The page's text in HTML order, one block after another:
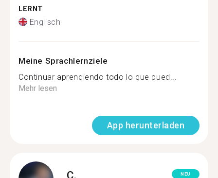
LERNT
Englisch
Meine Sprachlernziele
Continuar aprendiendo todo lo que pued...
Mehr lesen
App herunterladen
C. NEU